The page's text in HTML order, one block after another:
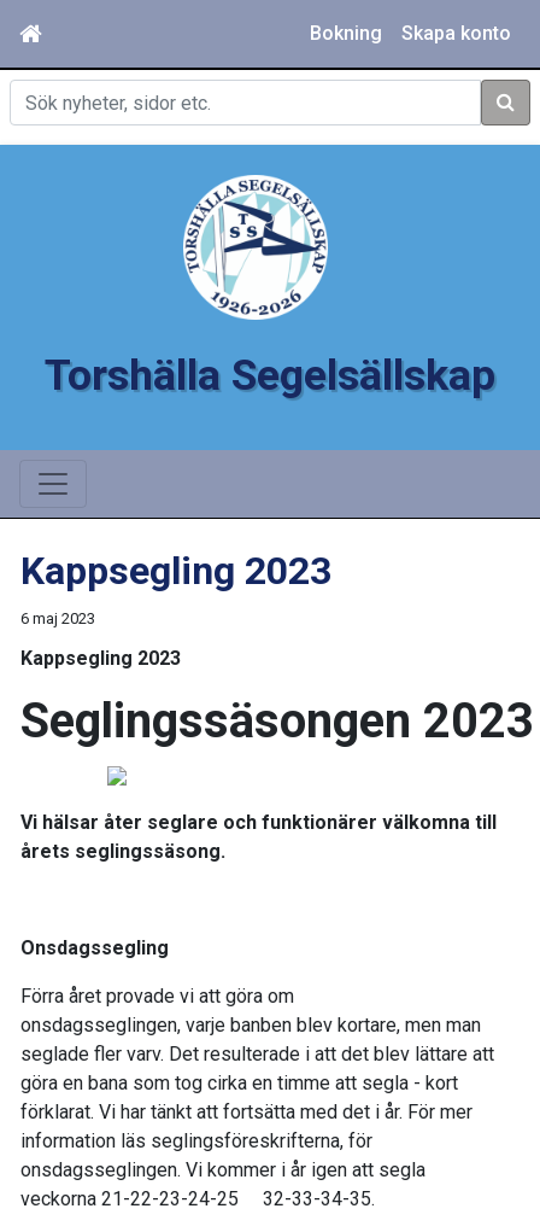
Bokning Skapa konto
Sök
Torshälla Segelsällskap
Kappsegling 2023
6 maj 2023
Kappsegling 2023
Seglingssäsongen 2023
Vi hälsar åter seglare och funktionärer välkomna till
årets seglingssäsong.
Onsdagssegling
Förra året provade vi att göra om
onsdagsseglingen, varje banben blev kortare, men man
seglade fler varv. Det resulterade i att det blev lättare att
göra en bana som tog cirka en timme att segla - kort
förklarat. Vi har tänkt att fortsätta med det i år. För mer
information läs seglingsföreskrifterna, för
onsdagsseglingen. Vi kommer i år igen att segla
veckorna 21-22-23-24-25 32-33-34-35.